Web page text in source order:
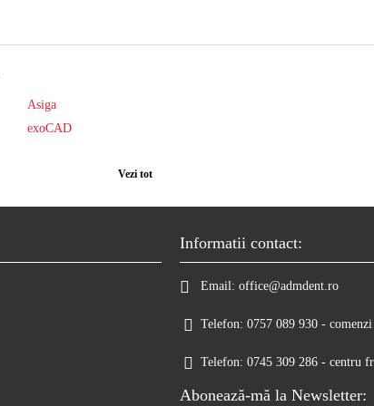
Asiga
exoCAD
Vezi tot
Informatii contact:
Email: office@admdent.ro
Telefon: 0757 089 930 -
Telefon: 0745 309 286 - centru
Abonează-mă la Newsletter: